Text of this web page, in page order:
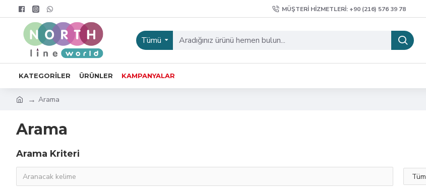
MÜŞTERI HIZMETLERI: +90 (216) 576 39 78
Tümü
KATEGORILER ÜRÜNLER KAMPANYALAR
Arama
Arama
Arama Kriteri